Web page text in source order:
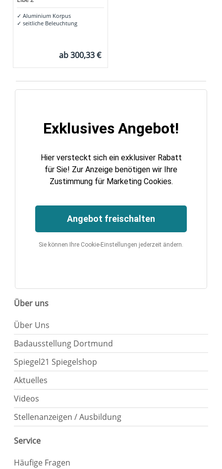
✓ Aluminium Korpus
✓ seitliche Beleuchtung
ab300,33 €
Exklusives Angebot!
Hier versteckt sich ein exklusiver Rabatt
für Sie! Zur Anzeige benötigen wir Ihre
Zustimmung für Marketing Cookies.
Angebot freischalten
Sie können Ihre Cookie-Einstellungen jederzeit ändern.
Über uns
Über Uns
Badausstellung Dortmund
Spiegel21 Spiegelshop
Aktuelles
Videos
Stellenanzeigen / Ausbildung
Service
Häufige Fragen